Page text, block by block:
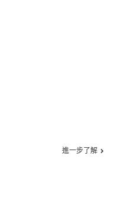
進一步了解